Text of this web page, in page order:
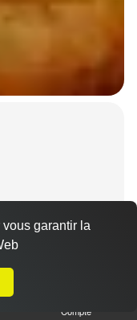
Compte
garantir la